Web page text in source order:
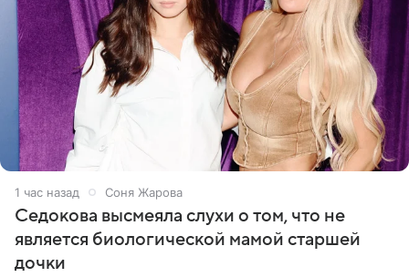
1 час назад Соня Жарова
Седокова высмеяла слухи о том, что не
является биологической мамой старшей
дочки